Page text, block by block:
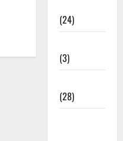
(24)
(3)
(28)